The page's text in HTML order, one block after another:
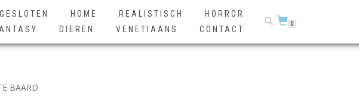
HOME REALISTISCH
HORROR
DIEREN VENETIAANS CONTACT
0
BAARD